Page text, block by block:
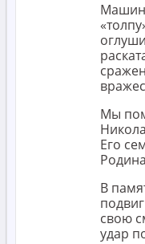
Мы
Его
В
свою
удар